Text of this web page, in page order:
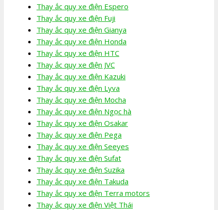
Thay ắc quy xe điện Espero
Thay ắc quy xe điện Fuji
Thay ắc quy xe điện Gianya
Thay ắc quy xe điện Honda
Thay ắc quy xe điện HTC
Thay ắc quy xe điện JVC
Thay ắc quy xe điện Kazuki
Thay ắc quy xe điện Lyva
Thay ắc quy xe điện Mocha
Thay ắc quy xe điện Ngọc hà
Thay ắc quy xe điện Osakar
Thay ắc quy xe điện Pega
Thay ắc quy xe điện Seeyes
Thay ắc quy xe điện Sufat
Thay ắc quy xe điện Suzika
Thay ắc quy xe điện Takuda
Thay ắc quy xe điện Terra motors
Thay ắc quy xe điện Việt Thái